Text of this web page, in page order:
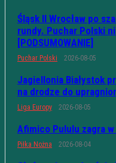
Śląsk II Wrocław po
rundy. Puchar Polski
[PODSUMOWANIE]
Puchar Polski 2026-08-05
Jagiellonia Białystok
na drodze do
Liga Europy 2026-08-05
Afimico Pululu zagra
Piłka Nożna 2026-08-04